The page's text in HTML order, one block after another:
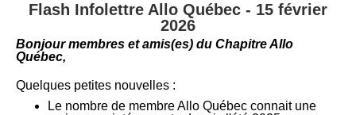
Flash Infolettre Allo Québec - 15 février
2026
Bonjour membres et amis(es) du Chapitre Allo
Québec,
Quelques petites nouvelles :
Le nombre de membre Allo Québec connait une